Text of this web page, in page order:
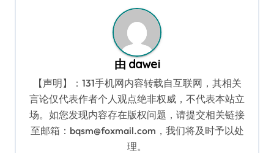
由 dawei
【声明】：131手机网内容转载自互联网，其相关
言论仅代表作者个人观点绝非权威，不代表本站立
场。如您发现内容存在版权问题，请提交相关链接
至邮箱：bqsm@foxmail.com，我们将及时予以处
理。